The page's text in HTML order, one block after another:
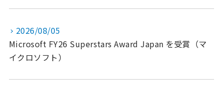
2026/08/05
Microsoft FY26 Superstars Award Japan を受賞（マ
イクロソフト）